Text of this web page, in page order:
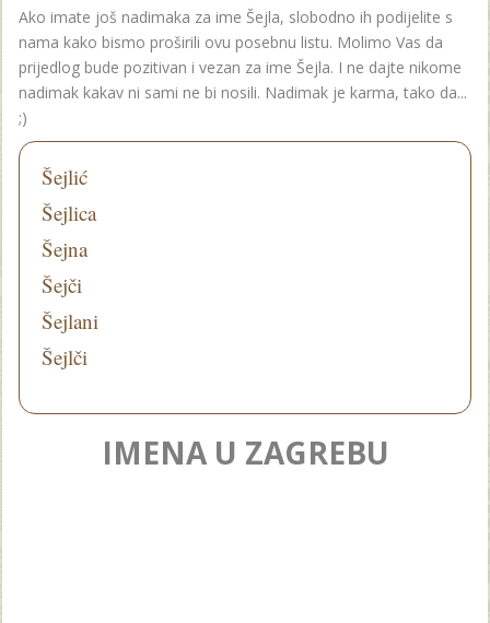
Ako imate još nadimaka za ime Šejla, slobodno ih podijelite s
nama kako bismo proširili ovu posebnu listu. Molimo Vas da
prijedlog bude pozitivan i vezan za ime Šejla. I ne dajte nikome
nadimak kakav ni sami ne bi nosili. Nadimak je karma, tako da...
;)
Šejlić
Šejlica
Šejna
Šejči
Šejlani
Šejlči
IMENA U ZAGREBU